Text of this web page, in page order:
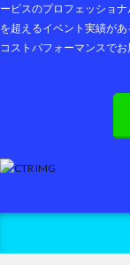
ービスのプロフェッショ
を超えるイベント実績が
コストパフォーマンスでお